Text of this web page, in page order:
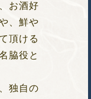
お酒好
、鮮や
頂ける
脇役と
独自の